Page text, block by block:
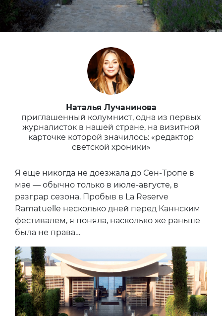
Наталья Лучанинова
приглашенный колумнист, одна из первых
журналисток в нашей стране, на визитной
карточке которой значилось: «редактор
светской хроники»
Я еще никогда не доезжала до Сен-Тропе в
мае — обычно только в июле-августе, в
разграр сезона. Пробыв в La Reserve
Ramatuelle несколько дней перед Каннским
фестивалем, я поняла, насколько же раньше
была не права…